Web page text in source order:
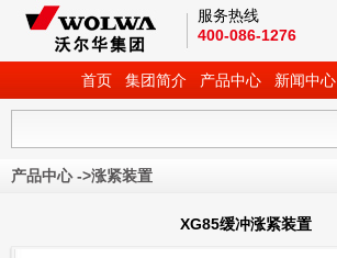
服务热线
400-086-1276
首页 集团简介 产品中心 新闻中心
产品中心->涨紧装置
XG85缓冲涨紧装置